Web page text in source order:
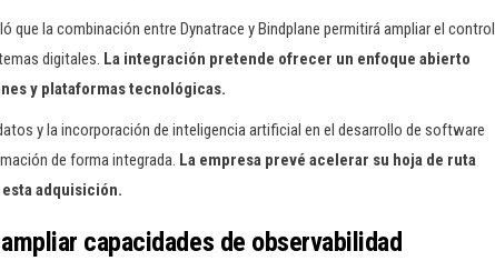
que la combinación entre Dynatrace y Bindplane permitirá ampliar el control
digitales. La integración pretende ofrecer un enfoque abierto
y plataformas tecnológicas.
y la incorporación de inteligencia artificial en el desarrollo de software
de forma integrada. La empresa prevé acelerar su hoja de ruta
adquisición.
capacidades de observabilidad